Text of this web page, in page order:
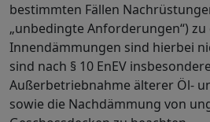
bestimmten Fällen
„unbedingte Anforderungen“)
Innendämmungen sind hierbei
sind nach § 10 EnEV
Außerbetriebnahme älterer Öl-
sowie die Nachdämmung von